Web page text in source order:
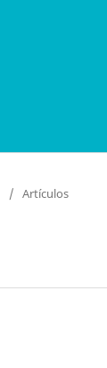
/ Artículos